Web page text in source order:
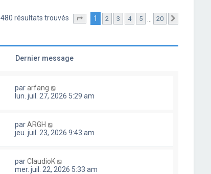
480 résultats trouvés Page sur 20
1 2 3 4 5 20
Dernier message
pararfang
lun. juil. 27, 2026 5:29 am
parARGH
jeu. juil. 23, 2026 9:43 am
parClaudioK
mer. juil. 22, 2026 5:33 am